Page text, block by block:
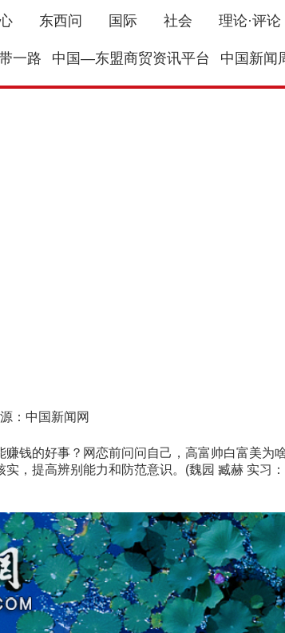
东西问 国际 社会 理论·评论
一路 中国—东盟商贸资讯平台 中国新闻
：中国新闻网
的好事？网恋前问问自己，高富帅白富美为
，提高辨别能力和防范意识。(魏园 臧赫 实习：